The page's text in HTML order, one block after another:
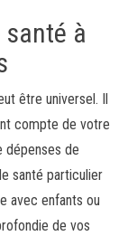
à
être universel. Il
compte de votre
dépenses de
santé particulier
avec enfants ou
de vos